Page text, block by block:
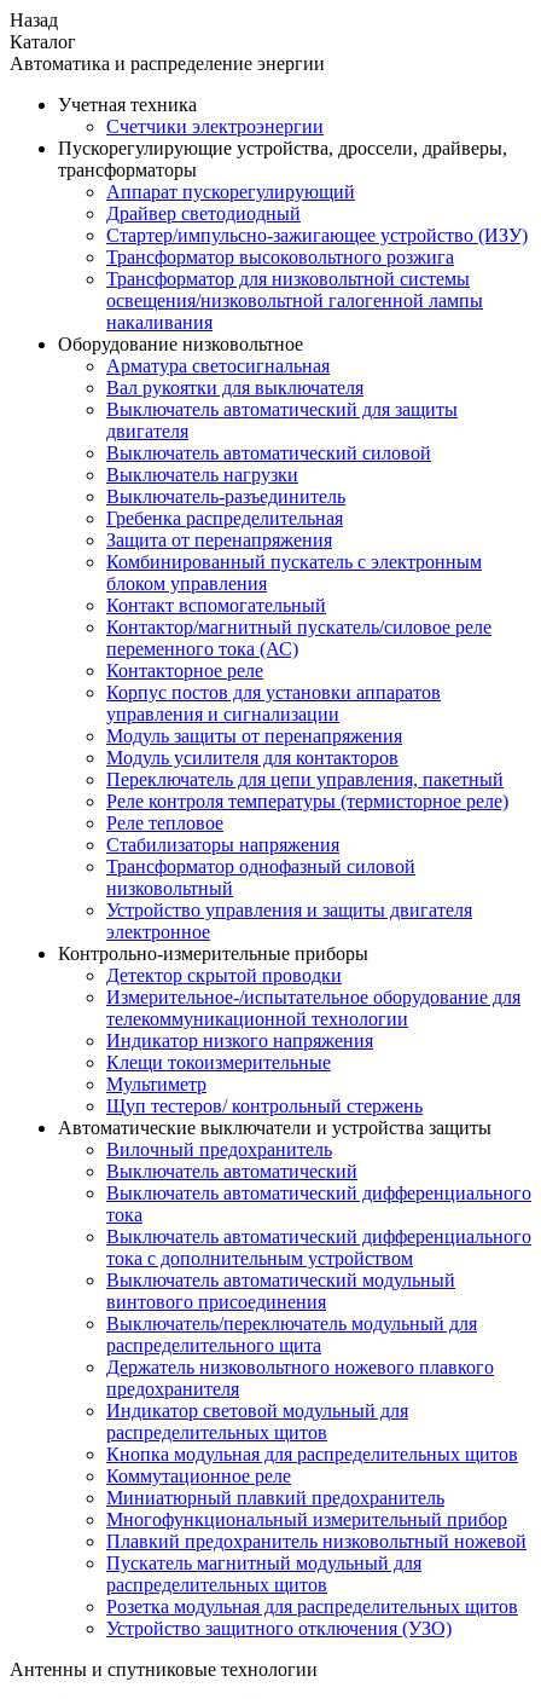
Назад
Каталог
Автоматика и распределение энергии
Учетная техника
Счетчики электроэнергии
Пускорегулирующие устройства, дроссели, драйверы,
трансформаторы
Аппарат пускорегулирующий
Драйвер светодиодный
Стартер/импульсно-зажигающее устройство (ИЗУ)
Трансформатор высоковольтного розжига
Трансформатор для низковольтной системы
освещения/низковольтной галогенной лампы
накаливания
Оборудование низковольтное
Арматура светосигнальная
Вал рукоятки для выключателя
Выключатель автоматический для защиты
двигателя
Выключатель автоматический силовой
Выключатель нагрузки
Выключатель-разъединитель
Гребенка распределительная
Защита от перенапряжения
Комбинированный пускатель с электронным
блоком управления
Контакт вспомогательный
Контактор/магнитный пускатель/силовое реле
переменного тока (АС)
Контакторное реле
Корпус постов для установки аппаратов
управления и сигнализации
Модуль защиты от перенапряжения
Модуль усилителя для контакторов
Переключатель для цепи управления, пакетный
Реле контроля температуры (термисторное реле)
Реле тепловое
Стабилизаторы напряжения
Трансформатор однофазный силовой
низковольтный
Устройство управления и защиты двигателя
электронное
Контрольно-измерительные приборы
Детектор скрытой проводки
Измерительное-/испытательное оборудование для
телекоммуникационной технологии
Индикатор низкого напряжения
Клещи токоизмерительные
Мультиметр
Щуп тестеров/ контрольный стержень
Автоматические выключатели и устройства защиты
Вилочный предохранитель
Выключатель автоматический
Выключатель автоматический дифференциального
тока
Выключатель автоматический дифференциального
тока с дополнительным устройством
Выключатель автоматический модульный
винтового присоединения
Выключатель/переключатель модульный для
распределительного щита
Держатель низковольтного ножевого плавкого
предохранителя
Индикатор световой модульный для
распределительных щитов
Кнопка модульная для распределительных щитов
Коммутационное реле
Миниатюрный плавкий предохранитель
Многофункциональный измерительный прибор
Плавкий предохранитель низковольтный ножевой
Пускатель магнитный модульный для
распределительных щитов
Розетка модульная для распределительных щитов
Устройство защитного отключения (УЗО)
Антенны и спутниковые технологии